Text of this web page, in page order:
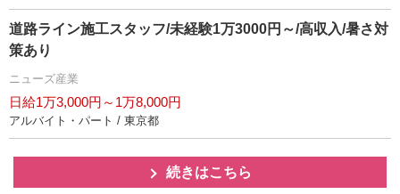
道路ライン施工スタッフ/未経験1万3000円～/高収入/暑さ対
策あり
ニューズ産業
日給1万3,000円～1万8,000円
アルバイト・パート / 東京都
続きはこちら